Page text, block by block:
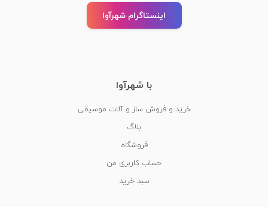
اینستاگرام شهرآوا
با شهرآوا
خرید و فروش ساز و آلات موسیقی
بلاگ
فروشگاه
حساب کاربری من
سبد خرید